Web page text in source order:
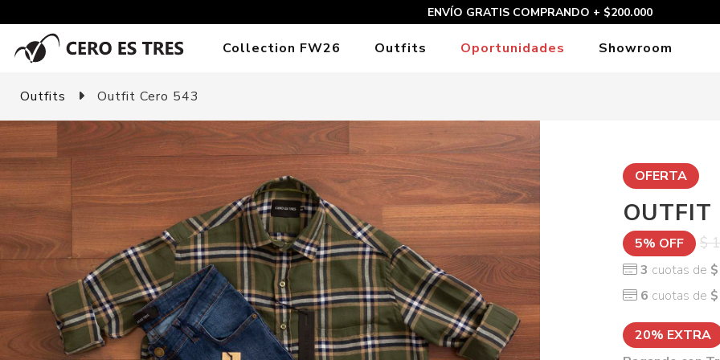
ENVÍO GRATIS COMPRANDO + $200.000
Collection FW26 Outfits Oportunidades Showroom
Outfits Outfit Cero 543
OFERTA
OUTFIT
5% OFF $
3 cuotas de
6 cuotas de
20% EXTRA